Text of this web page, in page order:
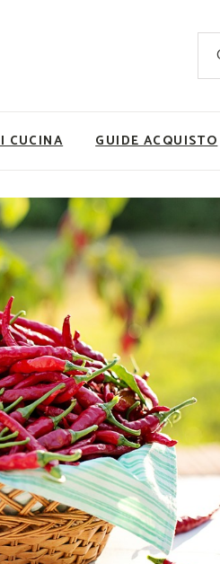
CUCINA GUIDE ACQUISTO
Ricette
Ricette
Ricette
Ricette Carne
Ricette
Ricette
Ricette
Ricette
Video Ricette
Ricette per